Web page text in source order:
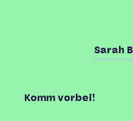
Komm vorbei!
Sarah
Schulleiterin VSG Horn